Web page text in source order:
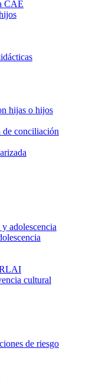
CAE
hijas o hijos
de conciliación
adolescencia
cultural
de riesgo